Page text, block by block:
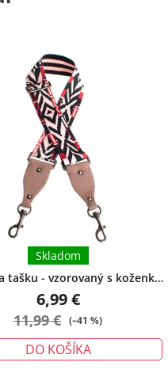
tašku - vzorovaný s koženkou
ružový
Skladom
6,99 €
11,99 € (–41 %)
DO KOŠÍKA